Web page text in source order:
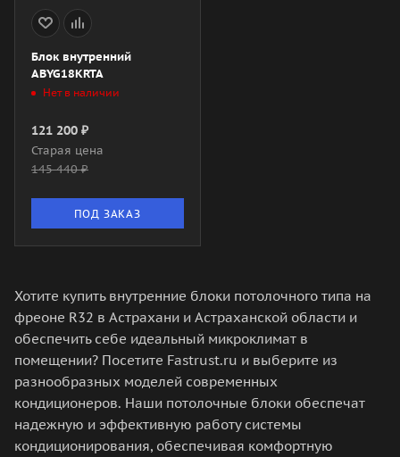
Блок внутренний
ABYG18KRTA
Нет в наличии
121 200 ₽
Старая цена
145 440₽
ПОД ЗАКАЗ
Хотите купить внутренние блоки потолочного типа на
фреоне R32 в Астрахани и Астраханской области и
обеспечить себе идеальный микроклимат в
помещении? Посетите Fastrust.ru и выберите из
разнообразных моделей современных
кондиционеров. Наши потолочные блоки обеспечат
надежную и эффективную работу системы
кондиционирования, обеспечивая комфортную